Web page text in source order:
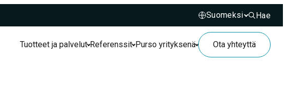
Hae
Hae
Tuotteet ja palvelut Referenssit Purso yrityksenä Ota yhteyttä